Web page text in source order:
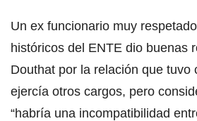
Un ex funcionario muy
históricos del ENTE dio buenas
Douthat por la relación que tuvo
ejercía otros cargos, pero
“habría una incompatibilidad